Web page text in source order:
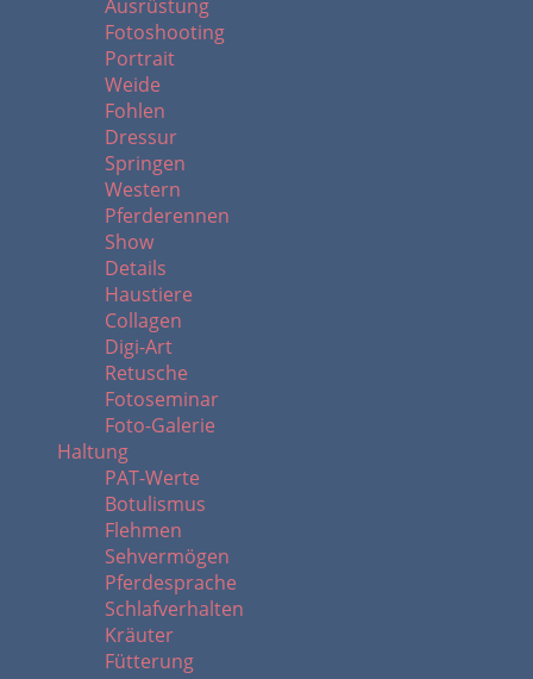
Ausrüstung
Fotoshooting
Portrait
Weide
Fohlen
Dressur
Springen
Western
Pferderennen
Show
Details
Haustiere
Collagen
Digi-Art
Retusche
Fotoseminar
Foto-Galerie
Haltung
PAT-Werte
Botulismus
Flehmen
Sehvermögen
Pferdesprache
Schlafverhalten
Kräuter
Fütterung